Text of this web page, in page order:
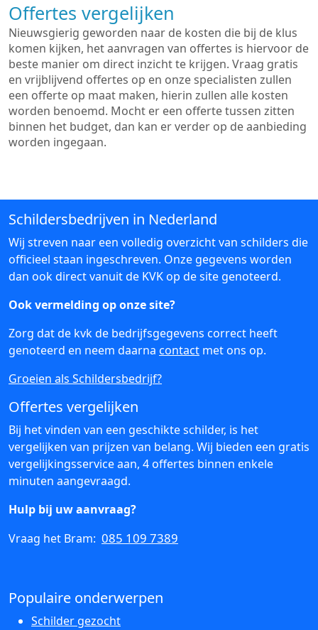
Offertes vergelijken
Nieuwsgierig geworden naar de kosten die bij de klus
komen kijken, het aanvragen van offertes is hiervoor de
beste manier om direct inzicht te krijgen. Vraag gratis
en vrijblijvend offertes op en onze specialisten zullen
een offerte op maat maken, hierin zullen alle kosten
worden benoemd. Mocht er een offerte tussen zitten
binnen het budget, dan kan er verder op de aanbieding
worden ingegaan.
Schildersbedrijven in Nederland
Wij streven naar een volledig overzicht van schilders die
officieel staan ingeschreven. Onze gegevens worden
dan ook direct vanuit de KVK op de site genoteerd.
Ook vermelding op onze site?
Zorg dat de kvk de bedrijfsgegevens correct heeft
genoteerd en neem daarna contact met ons op.
Groeien als Schildersbedrijf?
Offertes vergelijken
Bij het vinden van een geschikte schilder, is het
vergelijken van prijzen van belang. Wij bieden een gratis
vergelijkingsservice aan, 4 offertes binnen enkele
minuten aangevraagd.
Hulp bij uw aanvraag?
Vraag het Bram: 085 109 7389
Populaire onderwerpen
Schilder gezocht